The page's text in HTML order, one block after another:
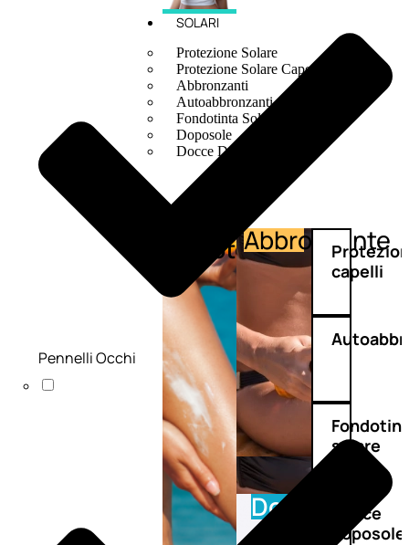
SOLARI
Protezione Solare
Protezione Solare Capelli
Abbronzanti
Autoabbronzanti
Fondotinta Solare
Doposole
Docce Doposole
Protezione
Abbronzante
Doposole
capelli
solare
Docce
doposole
Pennelli Occhi